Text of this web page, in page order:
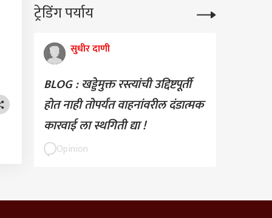
ट्रेडिंग पर्याय
सुधीर दाणी
BLOG : खड्डेमुक्त रस्त्यांची उद्दिष्टपूर्ती
होत नाही तोपर्यंत वाहनांवरील दंडात्मक
कारवाई ला स्थगिती द्या !
Opinion